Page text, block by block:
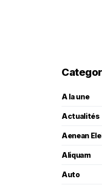
A la une
Actualités
Aenean
Aliquam
Auto